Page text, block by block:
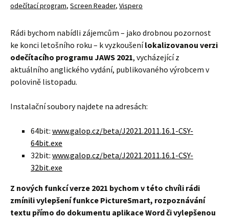
odečítací program, Screen Reader, Vispero
Rádi bychom nabídli zájemcům – jako drobnou pozornost
ke konci letošního roku – k vyzkoušenílokalizovanou verzi
odečítacího programu JAWS 2021, vycházející z
aktuálního anglického vydání, publikovaného výrobcem v
polovině listopadu.
Instalační soubory najdete na adresách:
64bit: www.galop.cz/beta/J2021.2011.16.1-CSY-
64bit.exe
32bit: www.galop.cz/beta/J2021.2011.16.1-CSY-
32bit.exe
Z nových funkcí verze 2021 bychom v této chvíli rádi
zmínili vylepšení funkce PictureSmart, rozpoznávání
textu přímo do dokumentu aplikace Word či vylepšenou